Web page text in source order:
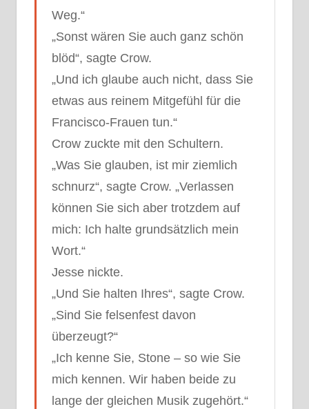
Weg.“
„Sonst wären Sie auch ganz schön
blöd“, sagte Crow.
„Und ich glaube auch nicht, dass Sie
etwas aus reinem Mitgefühl für die
Francisco-Frauen tun.“
Crow zuckte mit den Schultern.
„Was Sie glauben, ist mir ziemlich
schnurz“, sagte Crow. „Verlassen
können Sie sich aber trotzdem auf
mich: Ich halte grundsätzlich mein
Wort.“
Jesse nickte.
„Und Sie halten Ihres“, sagte Crow.
„Sind Sie felsenfest davon
überzeugt?“
„Ich kenne Sie, Stone – so wie Sie
mich kennen. Wir haben beide zu
lange der gleichen Musik zugehört.“